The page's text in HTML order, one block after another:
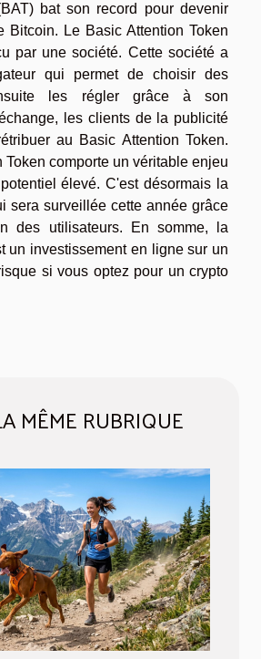
bat son record pour devenir
Bitcoin. Le Basic Attention Token
par une société. Cette société a
qui permet de choisir des
les régler grâce à son
les clients de la publicité
au Basic Attention Token.
Token comporte un véritable enjeu
élevé. C'est désormais la
sera surveillée cette année grâce
des utilisateurs. En somme, la
un investissement en ligne sur un
si vous optez pour un crypto
MÊME RUBRIQUE